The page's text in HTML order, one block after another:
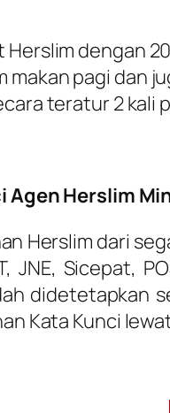
Herslim dengan
makan pagi dan
teratur 2 kali
Agen Herslim
Herslim dari
JNE, Sicepat,
didetetapkan
Kata Kunci